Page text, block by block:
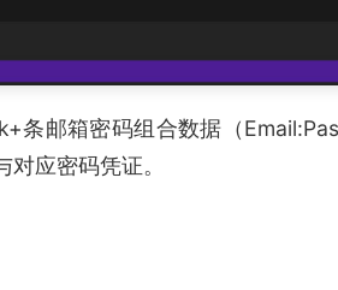
条邮箱密码组合数据（
应密码凭证。